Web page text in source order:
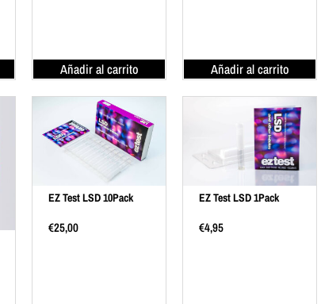
Añadir al carrito Añadir al carrito
EZ Test LSD 10Pack
€25,00
EZ Test LSD 1Pack
€4,95